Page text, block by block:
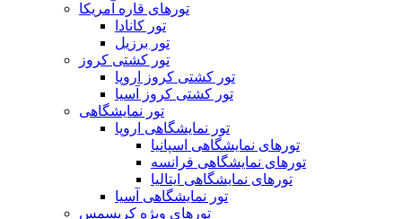
تورهای قاره آمریکا
تور کانادا
تور برزیل
تور کشتی کروز
تور کشتی کروز اروپا
تور کشتی کروز آسیا
تور نمایشگاهی
تور نمایشگاهی اروپا
تورهای نمایشگاهی اسپانیا
تورهای نمایشگاهی فرانسه
تورهای نمایشگاهی ایتالیا
تور نمایشگاهی آسیا
تورهای ویژه کریسمس